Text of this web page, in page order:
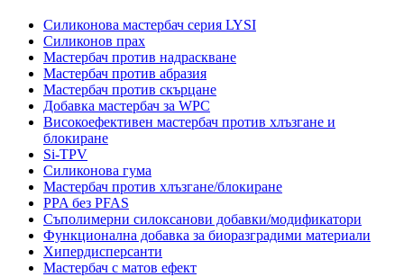
Силиконова мастербач серия LYSI
Силиконов прах
Мастербач против надраскване
Мастербач против абразия
Мастербач против скърцане
Добавка мастербач за WPC
Високоефективен мастербач против хлъзгане и
блокиране
Si-TPV
Силиконова гума
Мастербач против хлъзгане/блокиране
PPA без PFAS
Съполимерни силоксанови добавки/модификатори
Функционална добавка за биоразградими материали
Хипердисперсанти
Мастербач с матов ефект